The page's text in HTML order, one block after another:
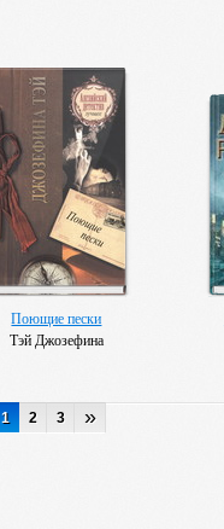
Поющие пески
Тэй Джозефина
1 2 3 »